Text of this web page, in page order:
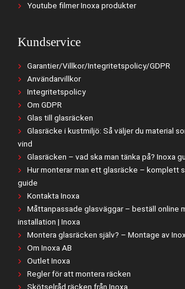
Youtube filmer Inoxa produkter
Kundservice
Garantier/Villkor/Integritetspolicy/GDPR
Användarvillkor
Integritetspolicy
Om GDPR
Glas till glasräcken
Glasräcke i kustmiljö: Så väljer du material
vind
Glasräcken – vad ska man tänka på? Inoxa
Hur monterar man ett glasräcke – komplett
guide
Kontakta Inoxa
Måttanpassade glasväggar – beställ online
installation | Inoxa
Montera glasräcken själv? – Montage av
Om Inoxa AB
Outlet Inoxa
Regler för att montera räcken
Skötselråd räcken från Inoxa